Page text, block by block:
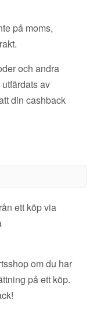
på moms,
och andra
av
din cashback
ett köp via
om du har
på ett köp.